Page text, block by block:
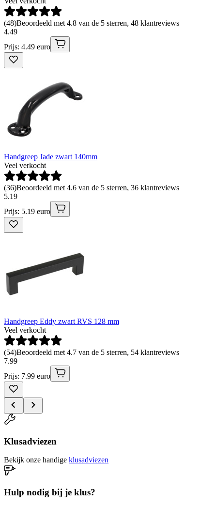
(48)Beoordeeld met 4.8 van de 5 sterren, 48 klantreviews
4.49
Prijs: 4.49 euro
Handgreep Jade zwart 140mm
Veel verkocht
(36)Beoordeeld met 4.6 van de 5 sterren, 36 klantreviews
5.19
Prijs: 5.19 euro
Handgreep Eddy zwart RVS 128 mm
Veel verkocht
(54)Beoordeeld met 4.7 van de 5 sterren, 54 klantreviews
7.99
Prijs: 7.99 euro
Klusadviezen
Bekijk onze handige klusadviezen
Hulp nodig bij je klus?